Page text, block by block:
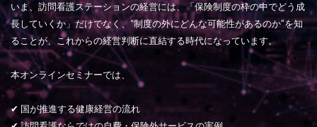
いま、訪問看護ステーションの経営には、「保険制度の枠の中でどう成
長していくか」だけでなく、“制度の外にどんな可能性があるのか”を知
ることが、これからの経営判断に直結する時代になっています。
本オンラインセミナーでは、
✔ 国が推進する健康経営の流れ